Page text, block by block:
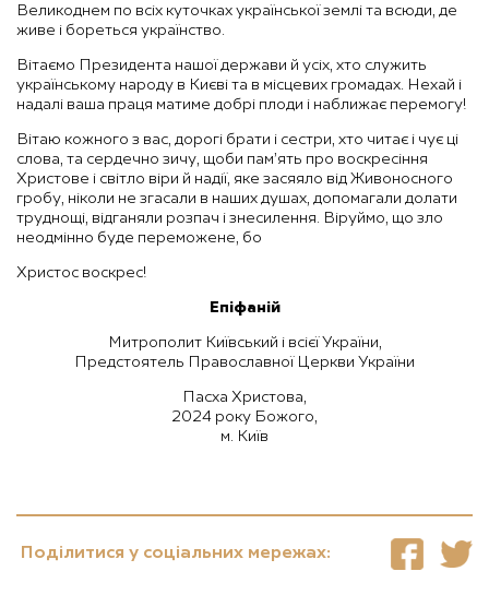
Великоднем по всіх куточках української землі та всюди, де
живе і бореться українство.
Вітаємо Президента нашої держави й усіх, хто служить
українському народу в Києві та в місцевих громадах. Нехай і
надалі ваша праця матиме добрі плоди і наближає перемогу!
Вітаю кожного з вас, дорогі брати і сестри, хто читає і чує ці
слова, та сердечно зичу, щоби пам’ять про воскресіння
Христове і світло віри й надії, яке засяяло від Живоносного
гробу, ніколи не згасали в наших душах, допомагали долати
труднощі, відганяли розпач і знесилення. Віруймо, що зло
неодмінно буде переможене, бо
Христос воскрес!
Епіфаній
Митрополит Київський і всієї України,
Предстоятель Православної Церкви України
Пасха Христова,
2024 року Божого,
м. Київ
Поділитися у соціальних мережах: